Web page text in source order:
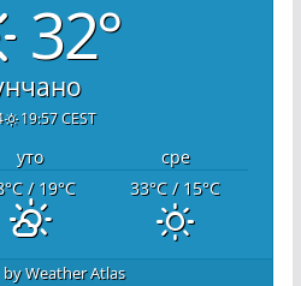
32°
19:57 CEST
уто
сре
°C/ 19°C 33°C/ 15°C
byWeather Atlas